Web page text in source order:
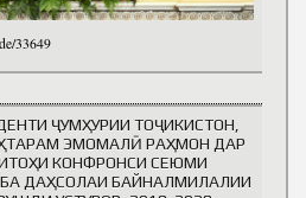
33649
ҶУМҲУРИИ ТОҶИКИСТОН,
ЭМОМАЛӢ РАҲМОН ДАР
КОНФРОНСИ СЕЮМИ
ДАҲСОЛАИ БАЙНАЛМИЛАЛИИ